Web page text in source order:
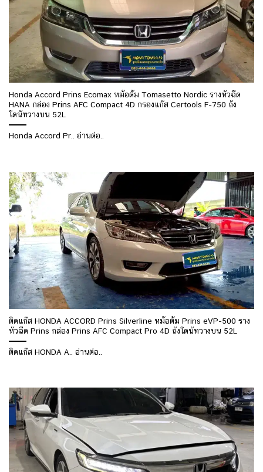
Honda Accord Prins Ecomax หม้อต้ม Tomasetto Nordic รางหัวฉีด
HANA กล่อง Prins AFC Compact 4D กรองแก๊ส Certools F-750 ถัง
โดนัทวางบน 52L
Honda Accord Pr.. อ่านต่อ..
ติดแก๊ส HONDA ACCORD Prins Silverline หม้อต้ม Prins eVP-500 ราง
หัวฉีด Prins กล่อง Prins AFC Compact Pro 4D ถังโดนัทวางบน 52L
ติดแก๊ส HONDA A.. อ่านต่อ..